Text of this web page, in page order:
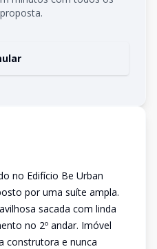
no Edifício Be Urban
por uma suíte ampla.
sacada com linda
no 2º andar. Imóvel
construtora e nunca